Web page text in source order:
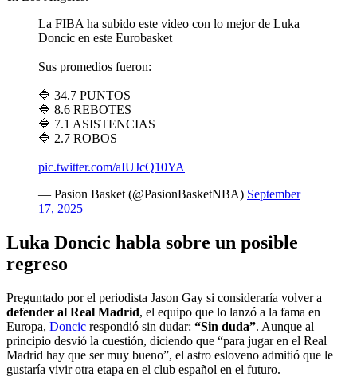
La FIBA ha subido este video con lo mejor de Luka
Doncic en este Eurobasket
Sus promedios fueron:
🔷 34.7 PUNTOS
🔷 8.6 REBOTES
🔷 7.1 ASISTENCIAS
🔷 2.7 ROBOS
pic.twitter.com/aIUJcQ10YA
— Pasion Basket (@PasionBasketNBA) September
17, 2025
Luka Doncic habla sobre un posible
regreso
Preguntado por el periodista Jason Gay si consideraría volver a
defender al Real Madrid, el equipo que lo lanzó a la fama en
Europa, Doncic respondió sin dudar: “Sin duda”. Aunque al
principio desvió la cuestión, diciendo que “para jugar en el Real
Madrid hay que ser muy bueno”, el astro esloveno admitió que le
gustaría vivir otra etapa en el club español en el futuro.